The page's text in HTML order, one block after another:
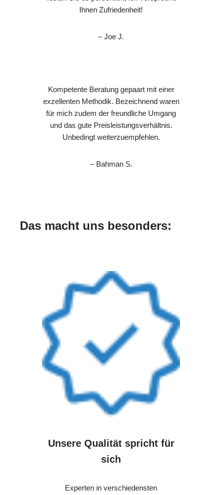
Ihnen Zufriedenheit!
– Joe J.
Kompetente Beratung gepaart mit einer
exzellenten Methodik. Bezeichnend waren
für mich zudem der freundliche Umgang
und das gute Preisleistungsverhältnis.
Unbedingt weiterzuempfehlen.
– Bahman S.
Das macht uns besonders:
Unsere Qualität spricht für
sich
Experten in verschiedensten